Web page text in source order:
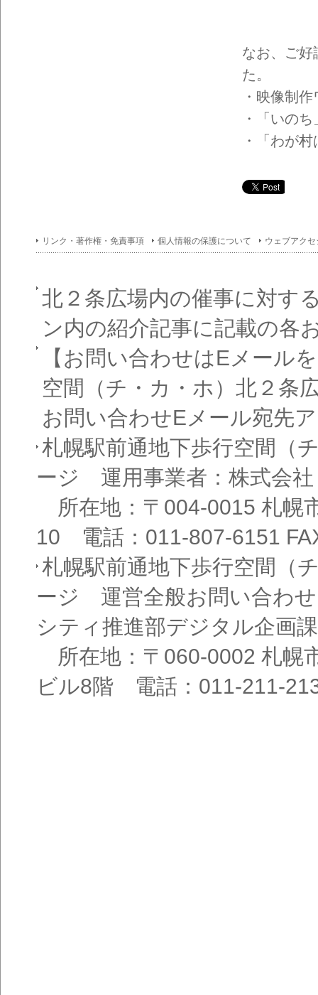
なお、ご好
た。
・映像制
・「いの
・「わが
リンク・著作権・免責事項 個人情報の保護について ウェブアク
北２条広場内の催事に対す
ン内の紹介記事に記載の各
【お問い合わせはEメール
空間（チ・カ・ホ）北２条
お問い合わせEメール宛先
札幌駅前通地下歩行空間（
ージ 運用事業者：株式会
所在地：〒004-0015 札幌
10 電話：011-807-6151
札幌駅前通地下歩行空間（
ージ 運営全般お問い合わ
シティ推進部デジタル企画課
所在地：〒060-0002 札幌
ビル8階 電話：011-211-